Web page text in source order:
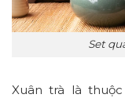
Set
Xuân trà là